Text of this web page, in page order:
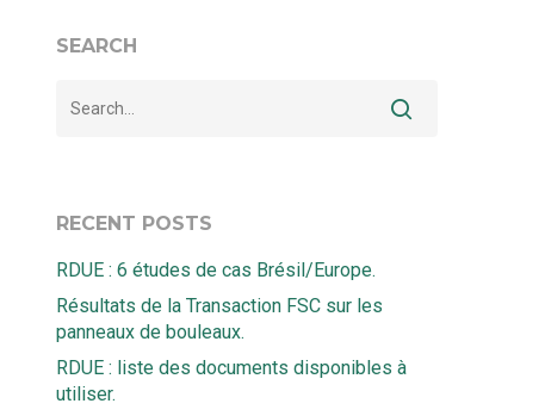
SEARCH
RECENT POSTS
RDUE : 6 études de cas Brésil/Europe.
Résultats de la Transaction FSC sur les
panneaux de bouleaux.
RDUE : liste des documents disponibles à
utiliser.